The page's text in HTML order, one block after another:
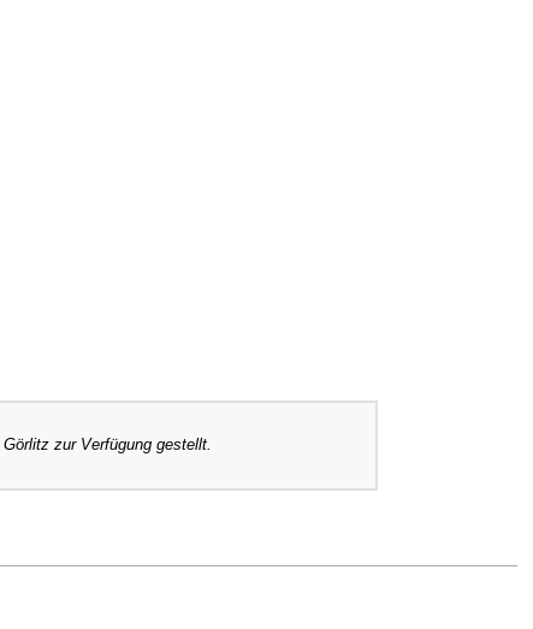
Görlitz zur Verfügung gestellt.